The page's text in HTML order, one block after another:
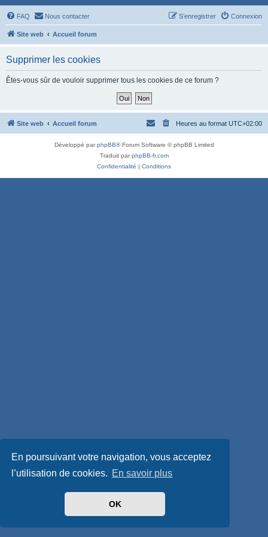
En poursuivant votre navigation, vous acceptez
l’utilisation de cookies. En savoir plus
OK
FAQ Nous contacter Connexion
S’enregistrer
Site web Accueil forum
Supprimer les cookies
Êtes-vous sûr de vouloir supprimer tous les cookies de ce forum ?
Site web Accueil forum Heures au format UTC+02:00
Développé parphpBB® Forum Software © phpBB Limited
Traduit parphpBB-fr.com
Confidentialité | Conditions